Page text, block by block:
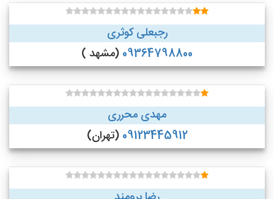
رجبعلی کوثری
09364798800 (مشهد )
مهدی محرری
09123445912 (تهران)